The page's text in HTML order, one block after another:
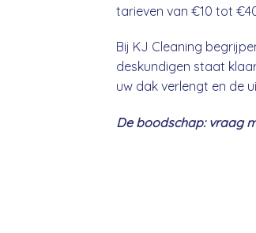
tarieven van €10 tot
Bij KJ Cleaning
deskundigen staat
uw dak verlengt en de
De boodschap: vraag